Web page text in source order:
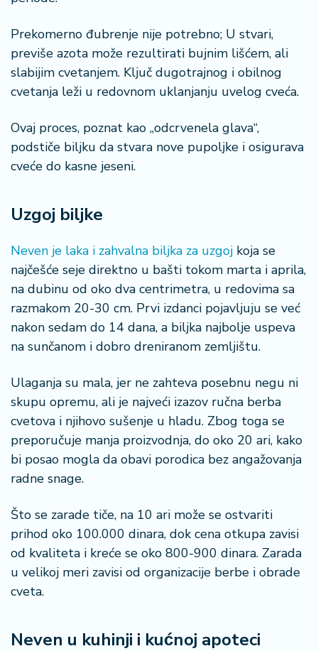
Prekomerno đubrenje nije potrebno; U stvari,
previše azota može rezultirati bujnim lišćem, ali
slabijim cvetanjem. Ključ dugotrajnog i obilnog
cvetanja leži u redovnom uklanjanju uvelog cveća.
Ovaj proces, poznat kao „odcrvenela glava“,
podstiče biljku da stvara nove pupoljke i osigurava
cveće do kasne jeseni.
Uzgoj biljke
Neven je laka i zahvalna biljka za uzgoj koja se
najčešće seje direktno u bašti tokom marta i aprila,
na dubinu od oko dva centrimetra, u redovima sa
razmakom 20-30 cm. Prvi izdanci pojavljuju se već
nakon sedam do 14 dana, a biljka najbolje uspeva
na sunčanom i dobro dreniranom zemljištu.
Ulaganja su mala, jer ne zahteva posebnu negu ni
skupu opremu, ali je najveći izazov ručna berba
cvetova i njihovo sušenje u hladu. Zbog toga se
preporučuje manja proizvodnja, do oko 20 ari, kako
bi posao mogla da obavi porodica bez angažovanja
radne snage.
Što se zarade tiče, na 10 ari može se ostvariti
prihod oko 100.000 dinara, dok cena otkupa zavisi
od kvaliteta i kreće se oko 800-900 dinara. Zarada
u velikoj meri zavisi od organizacije berbe i obrade
cveta.
Neven u kuhinji i kućnoj apoteci